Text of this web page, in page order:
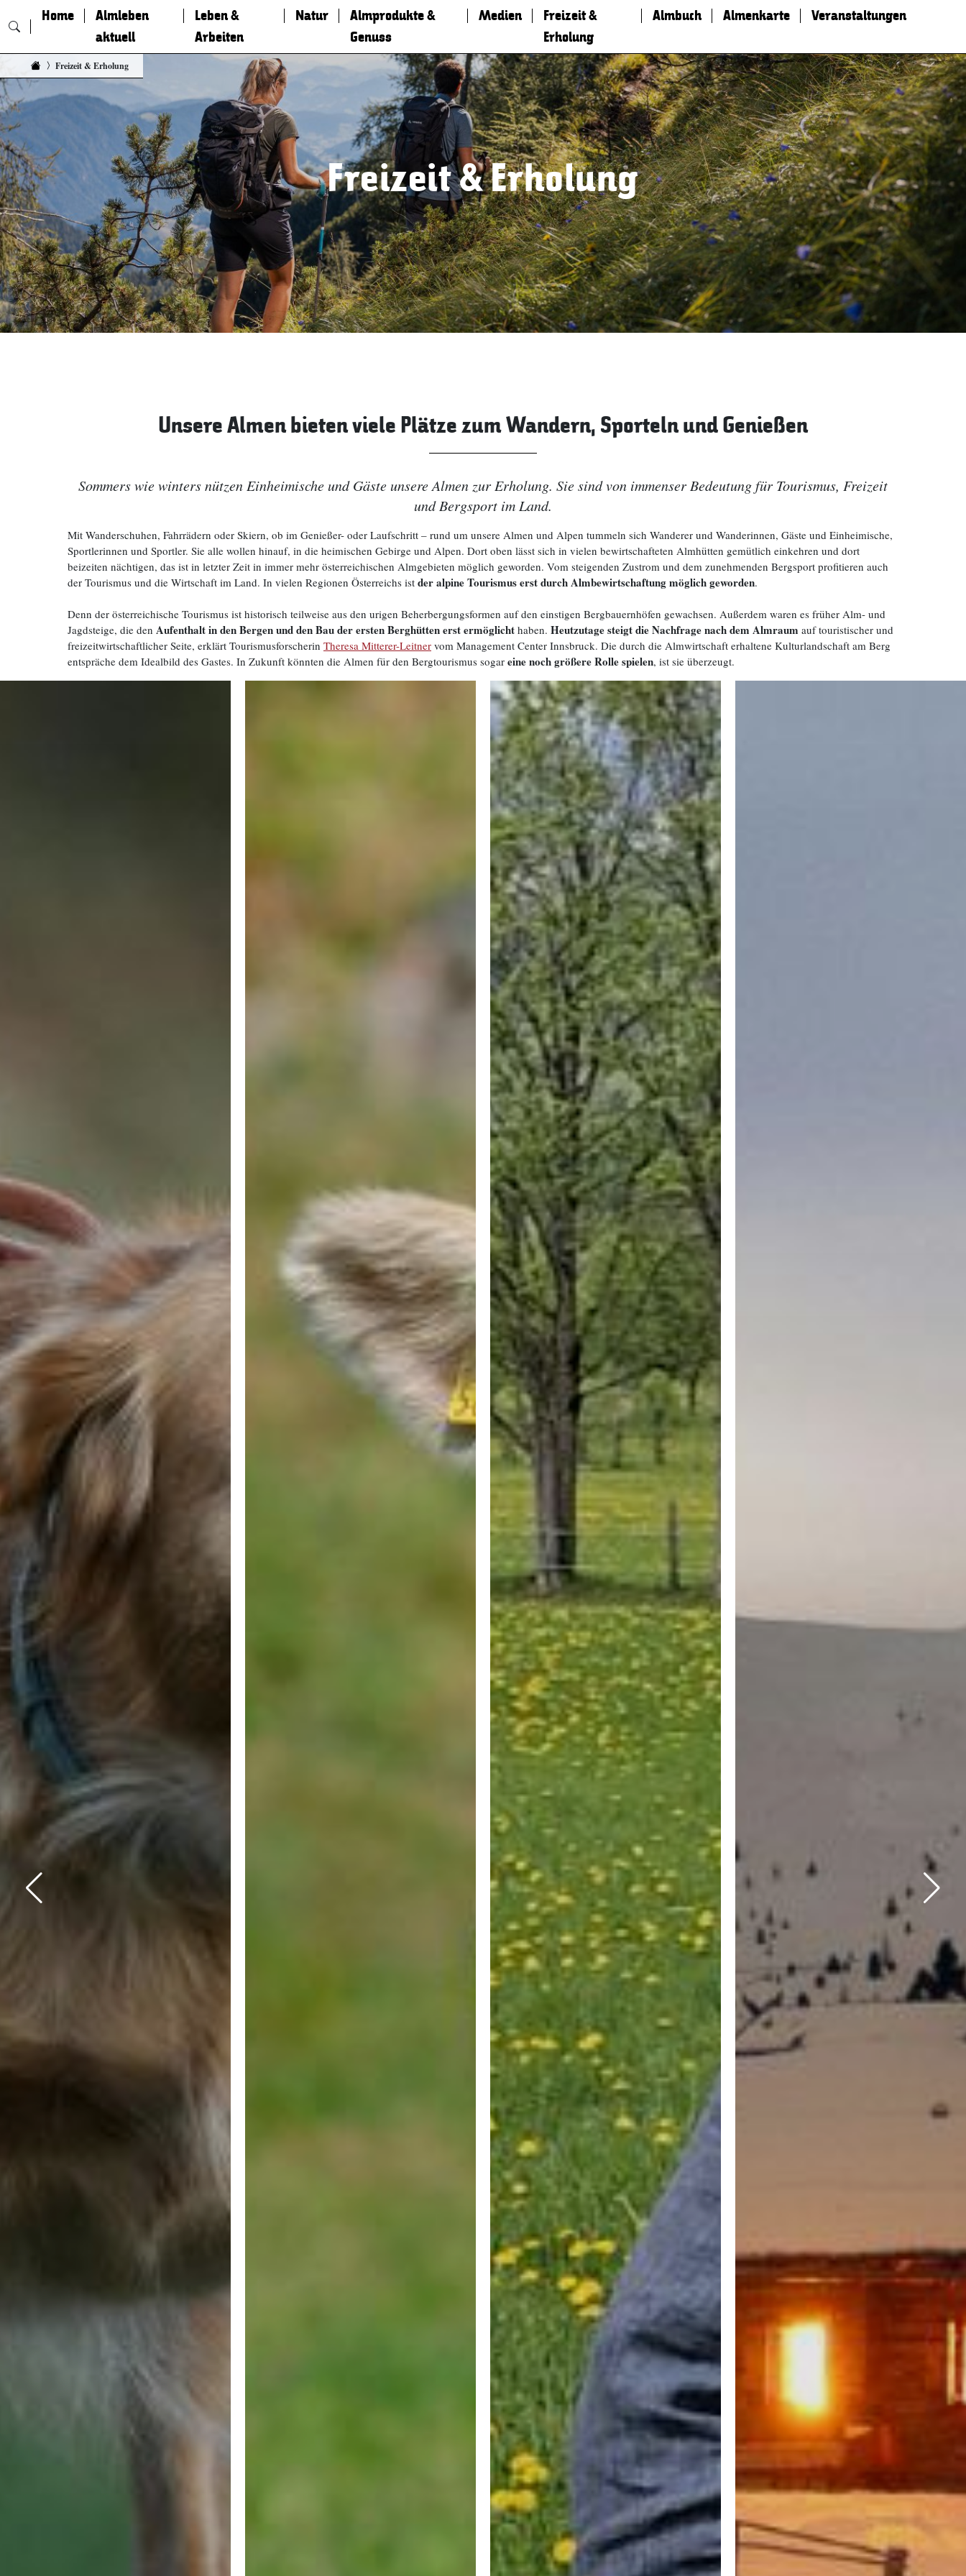
Zum Inhalt springen
Home
Almleben
aktuell
Leben &
Arbeiten
Natur
Almprodukte &
Genuss
Medien
Freizeit &
Erholung
Almbuch Almenkarte Veranstaltungen
Freizeit & Erholung
Freizeit & Erholung
Unsere Almen bieten viele Plätze zum Wandern, Sporteln und Genießen
Sommers wie winters nützen Einheimische und Gäste unsere Almen zur Erholung. Sie sind von immenser Bedeutung für Tourismus, Freizeit
und Bergsport im Land.
Mit Wanderschuhen, Fahrrädern oder Skiern, ob im Genießer- oder Laufschritt – rund um unsere Almen und Alpen tummeln sich Wanderer und Wanderinnen, Gäste und Einheimische,
Sportlerinnen und Sportler. Sie alle wollen hinauf, in die heimischen Gebirge und Alpen. Dort oben lässt sich in vielen bewirtschafteten Almhütten gemütlich einkehren und dort
beizeiten nächtigen, das ist in letzter Zeit in immer mehr österreichischen Almgebieten möglich geworden. Vom steigenden Zustrom und dem zunehmenden Bergsport profitieren auch
der Tourismus und die Wirtschaft im Land. In vielen Regionen Österreichs ist der alpine Tourismus erst durch Almbewirtschaftung möglich geworden.
Denn der österreichische Tourismus ist historisch teilweise aus den urigen Beherbergungsformen auf den einstigen Bergbauernhöfen gewachsen. Außerdem waren es früher Alm- und
Jagdsteige, die den Aufenthalt in den Bergen und den Bau der ersten Berghütten erst ermöglicht haben. Heutzutage steigt die Nachfrage nach dem Almraum auf touristischer und
freizeitwirtschaftlicher Seite, erklärt Tourismusforscherin Theresa Mitterer-Leitner vom Management Center Innsbruck. Die durch die Almwirtschaft erhaltene Kulturlandschaft am Berg
entspräche dem Idealbild des Gastes. In Zukunft könnten die Almen für den Bergtourismus sogar eine noch größere Rolle spielen, ist sie überzeugt.